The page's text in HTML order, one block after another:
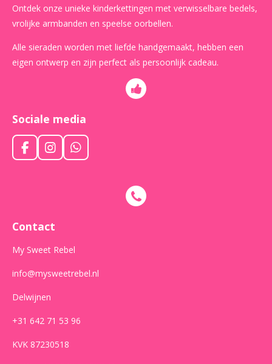
Ontdek onze unieke kinderkettingen met verwisselbare bedels,
vrolijke armbanden en speelse oorbellen.
Alle sieraden worden met liefde handgemaakt, hebben een
eigen ontwerp en zijn perfect als persoonlijk cadeau.
Sociale media
F
a
k
I
n
r
a
m
W
h
Contact
My Sweet Rebel
info@mysweetrebel.nl
Delwijnen
+31 642 71 53 96
KVK 87230518